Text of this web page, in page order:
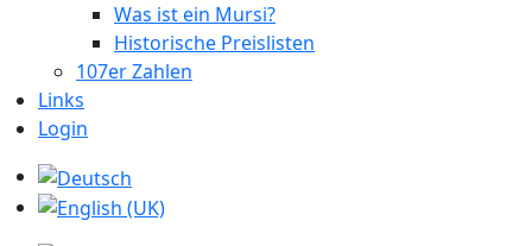
Was ist ein Mursi?
Historische Preislisten
107er Zahlen
Links
Login
Sprache auswählen